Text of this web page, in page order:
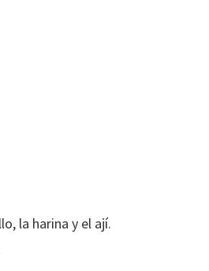
la harina y el ají.